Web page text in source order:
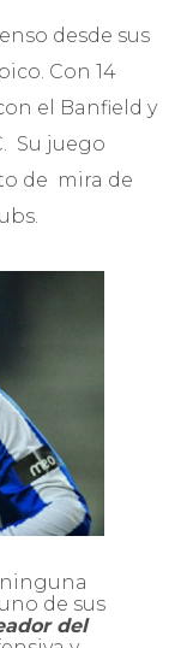
desde sus
Con 14
el Banfield y
Su juego
de mira de
de sus
del